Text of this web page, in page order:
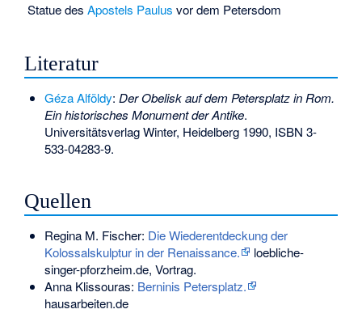
Statue desApostels Paulus vor dem Petersdom
Literatur
Géza Alföldy: Der Obelisk auf dem Petersplatz in Rom.
Ein historisches Monument der Antike.
Universitätsverlag Winter, Heidelberg 1990, ISBN 3-
533-04283-9.
Quellen
Regina M. Fischer: Die Wiederentdeckung der
Kolossalskulptur in der Renaissance.
loebliche-
singer-pforzheim.de, Vortrag.
Anna Klissouras: Berninis Petersplatz.
hausarbeiten.de